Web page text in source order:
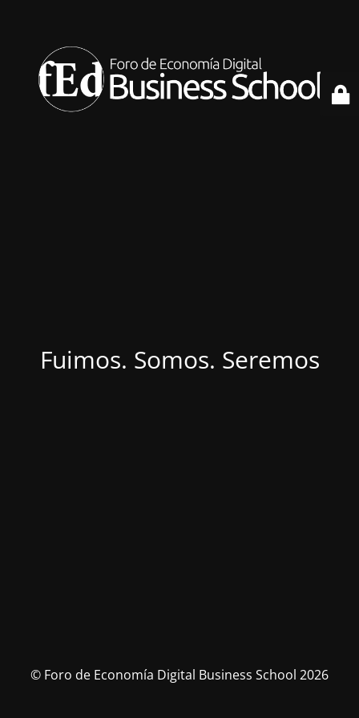
Fuimos. Somos. Seremos
© Foro de Economía Digital Business School 2026